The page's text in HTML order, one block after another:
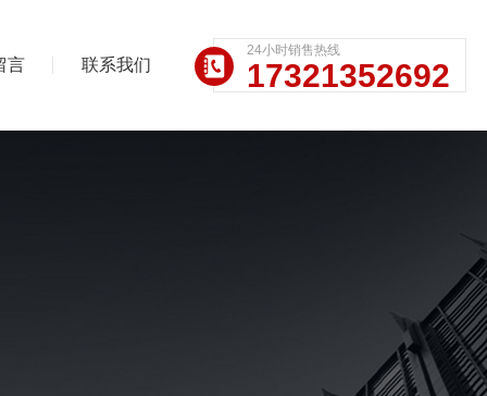
言 联系我们
24小时销售热线
17321352692